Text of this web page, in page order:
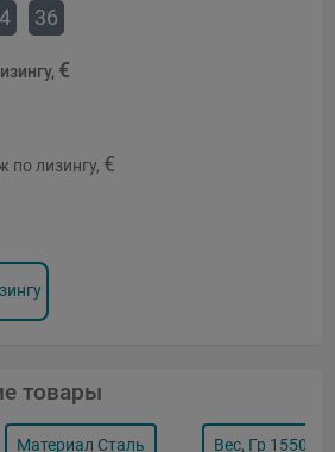
36
€
по лизингу, €
товары
Материал Сталь Вес, Гр 15500 G